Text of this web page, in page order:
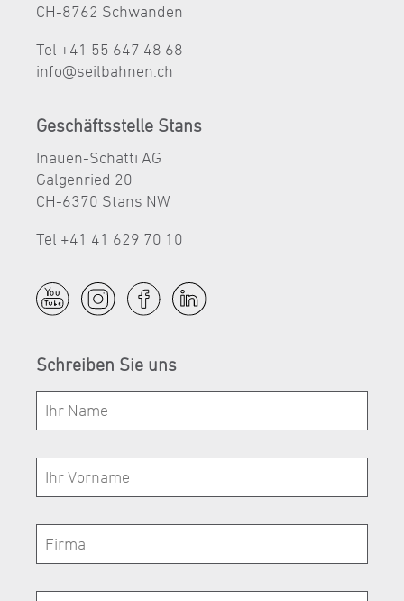
CH-8762 Schwanden
Tel +41 55 647 48 68
nf
s lb hn n ch
Geschäftsstelle Stans
Inauen-Schätti AG
Galgenried 20
CH-6370 Stans NW
Tel +41 41 629 70 10
Schreiben Sie uns